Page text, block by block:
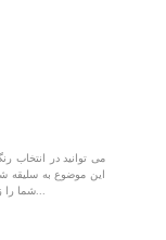
می توانید در انتخاب
این موضوع به سلیقه